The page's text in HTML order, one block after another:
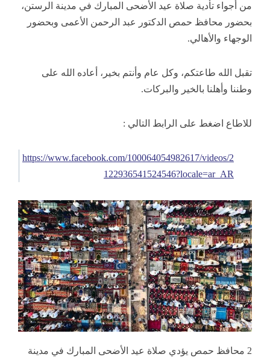
من أجواء تأدية صلاة عيد الأضحى المبارك في مدينة الرستن،
بحضور محافظ حمص الدكتور عبد الرحمن الأعمى وبحضور
الوجهاء والأهالي.
تقبل الله طاعتكم، وكل عام وأنتم بخير، أعاده الله على
وطننا وأهلنا بالخير والبركات.
للاطاع اضغط على الرابط التالي :
https://www.facebook.com/100064054982617/videos/2
122936541524546?locale=ar_AR
2 محافظ حمص يؤدي صلاة عيد الأضحى المبارك في مدينة